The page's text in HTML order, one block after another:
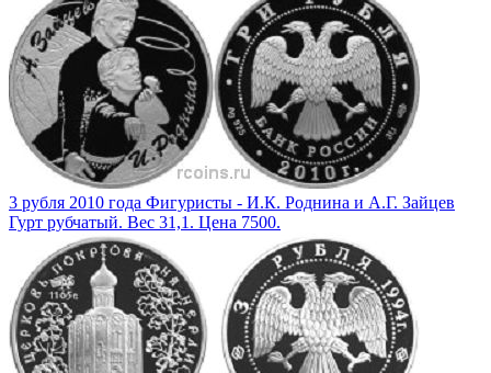
3 рубля 2010 года Фигуристы - И.К. Роднина и А.Г. Зайцев
Гурт рубчатый. Вес 31,1. Цена 7500.